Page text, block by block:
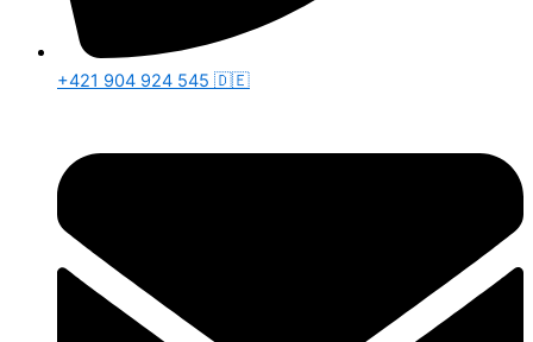
+421 904 924 545 🇩🇪